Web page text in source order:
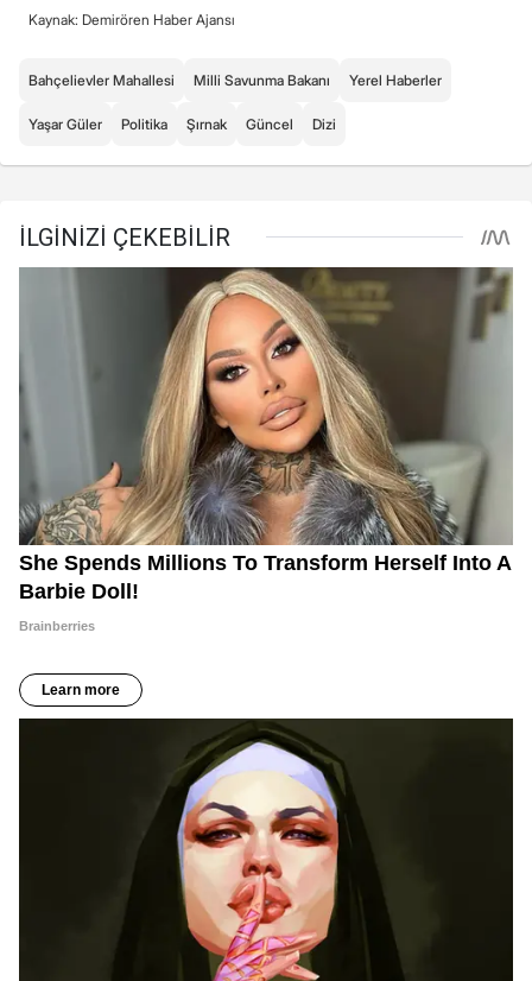
Kaynak: Demirören Haber Ajansı
Bahçelievler Mahallesi Milli Savunma Bakanı Yerel Haberler
Yaşar Güler Politika Şırnak Güncel Dizi